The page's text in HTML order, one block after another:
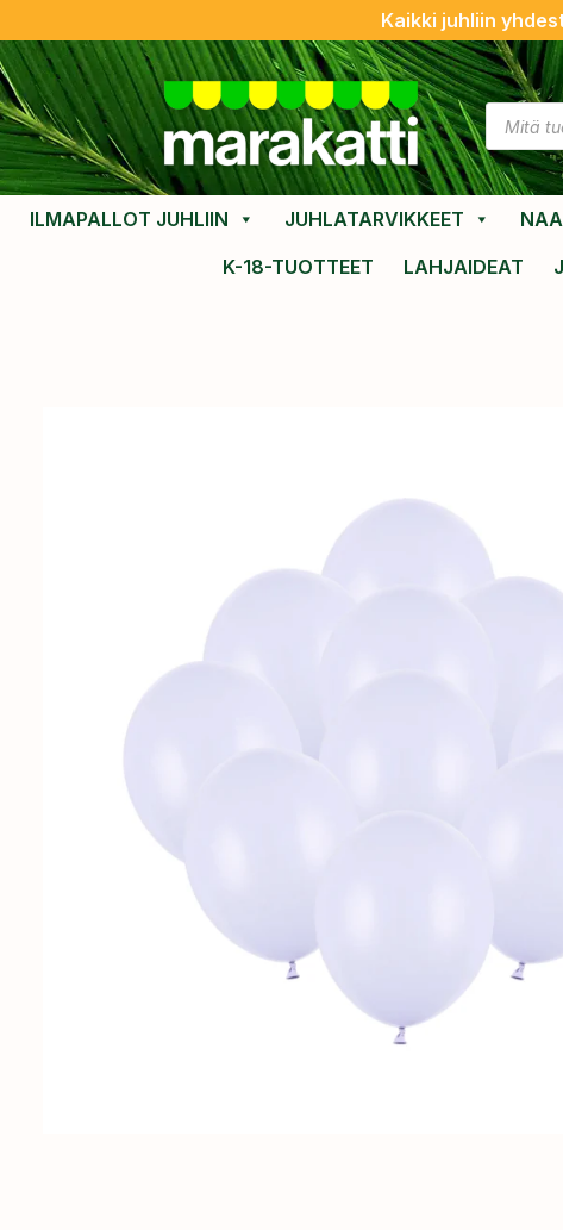
Kaikki juhliin
ILMAPALLOT JUHLIIN JUHLATARVIKKEET
K-18-TUOTTEET
LAHJAIDEAT